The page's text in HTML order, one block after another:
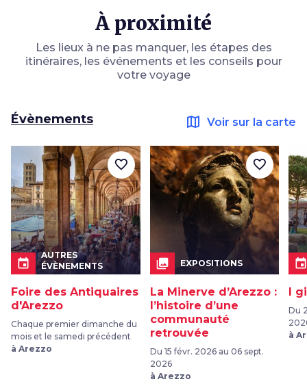
À proximité
Les lieux à ne pas manquer, les étapes des
itinéraires, les événements et les conseils pour
votre voyage
Évènements map Voir sur la carte
event
AUTRES
ÉVÈNEMENTS
Foire des Antiquaires
d'Arezzo
Chaque premier dimanche du
mois et le samedi précédent
à Arezzo
favorite_border
collections EXPOSITIONS
La Minerve d’Arezzo :
l’histoire d’une
communauté
retrouvée
Du 15 févr. 2026 au 06 sept.
2026
à Arezzo
favorite_border
I
Du
à